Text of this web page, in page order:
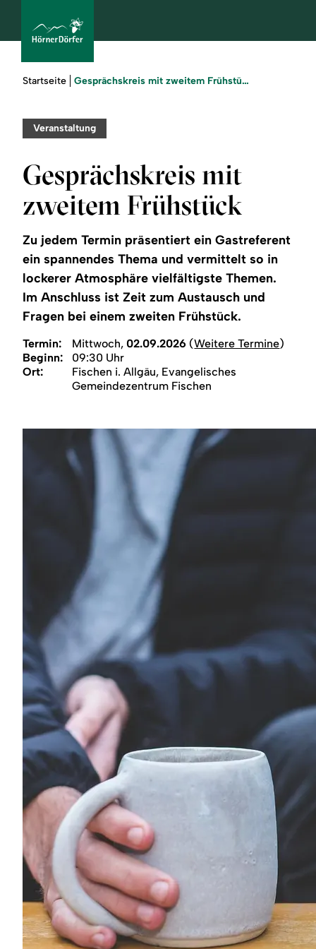
Urlaub
buchen
Sommer
Winter
Region
Service
Sie
Startseite Gesprächskreis mit zweitem Frühstück
Veranstaltung
Gesprächskreis mit
zweitem Frühstück
Zu jedem Termin präsentiert ein Gastreferent
ein spannendes Thema und vermittelt so in
lockerer Atmosphäre vielfältigste Themen.
Im Anschluss ist Zeit zum Austausch und
Fragen bei einem zweiten Frühstück.
Termin: Mittwoch,02.09.2026 (Weitere Termine)
Beginn:
09:30 Uhr
Ort:
Fischen i. Allgäu, Evangelisches
Gemeindezentrum Fischen